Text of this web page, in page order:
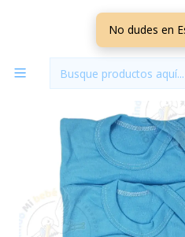
Ajuares 3/6
Ajuar 4 Piezas Liso Talla
No dudes en